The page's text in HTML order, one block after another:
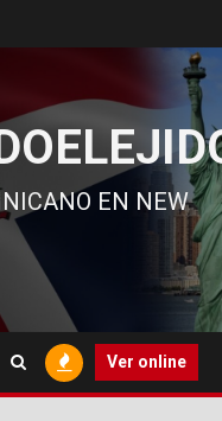
EN NEW
Ver online